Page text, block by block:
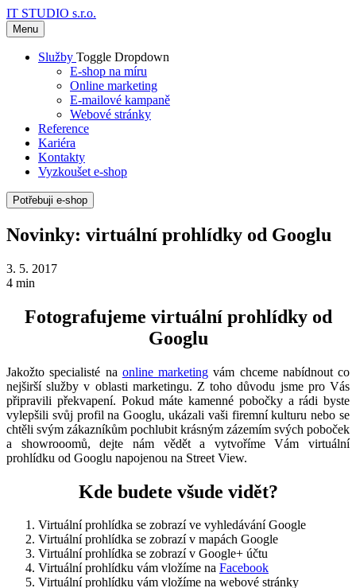
IT STUDIO s.r.o.
Menu
Služby Toggle Dropdown
E-shop na míru
Online marketing
E-mailové kampaně
Webové stránky
Reference
Kariéra
Kontakty
Vyzkoušet e-shop
Potřebuji e-shop
Novinky: virtuální prohlídky od Googlu
3. 5. 2017
4 min
Fotografujeme virtuální prohlídky od
Googlu
Jakožto specialisté na online marketing vám chceme nabídnout co
nejširší služby v oblasti marketingu. Z toho důvodu jsme pro Vás
připravili překvapení. Pokud máte kamenné pobočky a rádi byste
vylepšili svůj profil na Googlu, ukázali vaši firemní kulturu nebo se
chtěli svým zákazníkům pochlubit krásným zázemím svých poboček
a showrooomů, dejte nám vědět a vytvoříme Vám virtuální
prohlídku od Googlu napojenou na Street View.
Kde budete všude vidět?
Virtuální prohlídka se zobrazí ve vyhledávání Google
Virtuální prohlídka se zobrazí v mapách Google
Virtuální prohlídka se zobrazí v Google+ účtu
Virtuální prohlídku vám vložíme na Facebook
Virtuální prohlídku vám vložíme na webové stránky